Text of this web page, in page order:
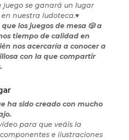
juego se ganará un lugar
nuestra ludoteca.♥️
los juegos de mesa 🎲 a
tiempo de calidad en
nos acercaría a conocer a
con la que compartir
ha sido creado con mucho
para que veáis la
e ilustraciones